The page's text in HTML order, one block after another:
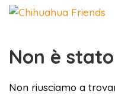
Vai
contenuto
Non è
Non riusciamo a